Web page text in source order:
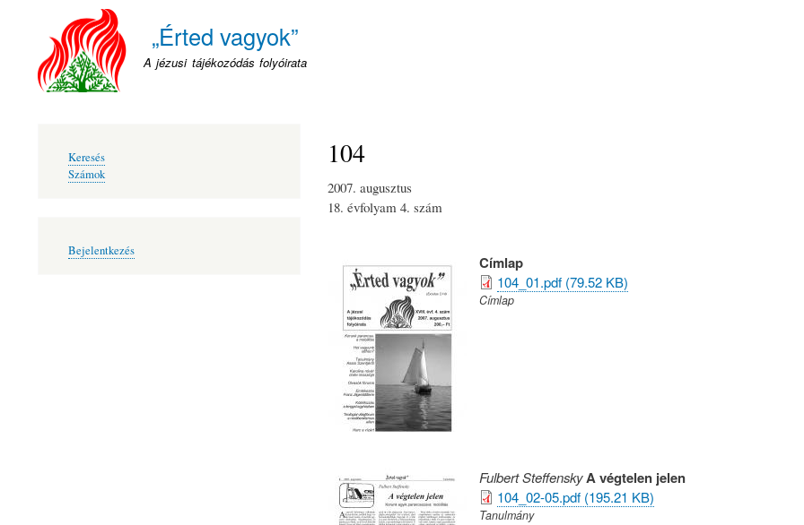
„Érted vagyok”
A jézusi tájékozódás folyóirata
104
2007. augusztus
18. évfolyam 4. szám
Címlap
104_01.pdf (79.52 KB)
Címlap
Fulbert SteffenskyA végtelen jelen
104_02-05.pdf (195.21 KB)
Tanulmány
navigáció
Keresés
Számok
fiók
Bejelentkezés